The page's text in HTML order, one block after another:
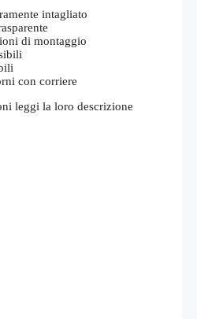
intagliato
di montaggio
con corriere
leggi la loro descrizione